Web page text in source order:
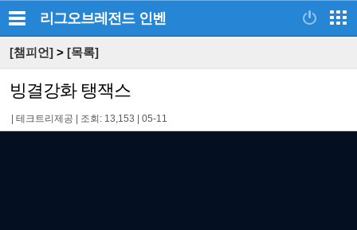
리그오브레전드 인벤
[챔피언] > [목록]
빙결강화 탱잭스
테크트리제공 조회: 13,153 05-11